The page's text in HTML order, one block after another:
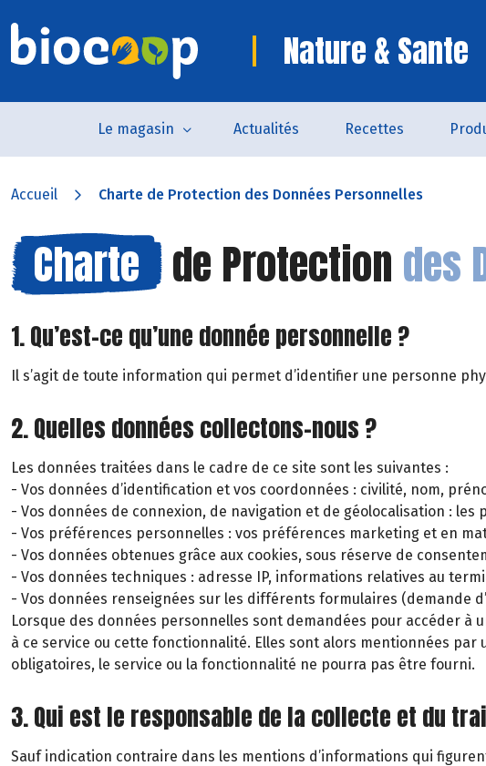
Nature & Sante
Le magasin Actualités Recettes
Accueil Charte de Protection des Données Personnelles
Charte de Protection des
1. Qu’est-ce qu’une donnée personnelle ?
Il s’agit de toute information qui permet d’identifier une personne
2. Quelles données collectons-nous ?
Les données traitées dans le cadre de ce site sont les suivantes :
- Vos données d’identification et vos coordonnées : civilité, nom,
- Vos données de connexion, de navigation et de géolocalisation : les
- Vos préférences personnelles : vos préférences marketing et en
- Vos données obtenues grâce aux cookies, sous réserve de
- Vos données techniques : adresse IP, informations relatives au
- Vos données renseignées sur les différents formulaires (demande
Lorsque des données personnelles sont demandées pour accéder
à ce service ou cette fonctionnalité. Elles sont alors mentionnées
obligatoires, le service ou la fonctionnalité ne pourra pas être fourni.
3. Qui est le responsable de la collecte et du
Sauf indication contraire dans les mentions d’informations qui